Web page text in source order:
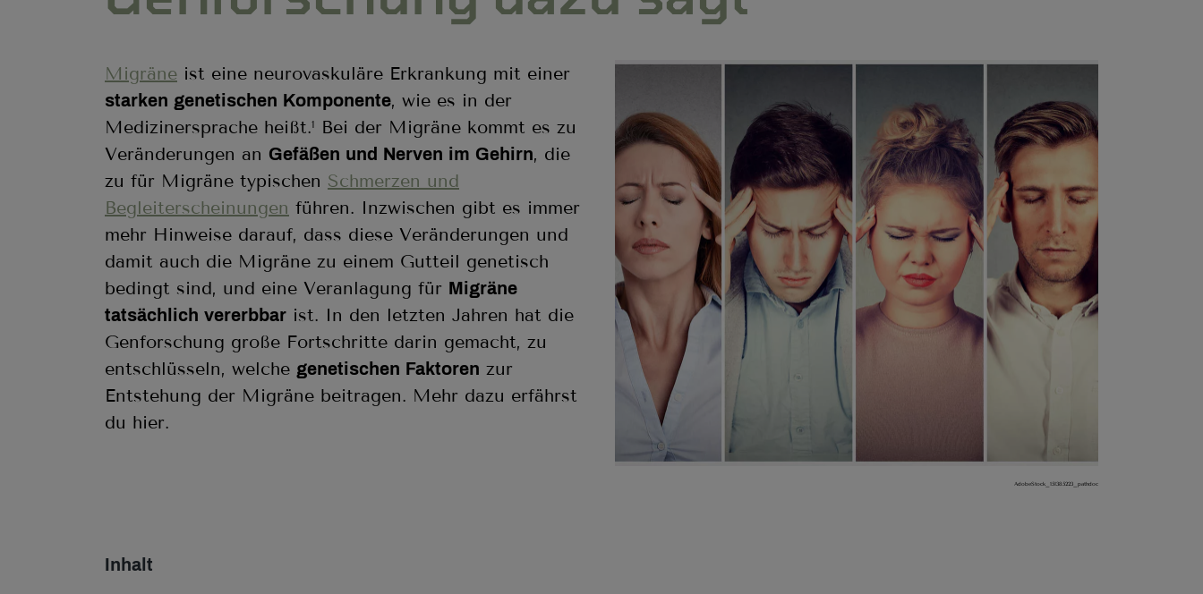
Migräne ist eine neurovaskuläre Erkrankung mit einer
starken genetischen Komponente, wie es in der
Medizinersprache heißt.1
Bei der Migräne kommt es zu
Veränderungen an Gefäßen und Nerven im Gehirn, die
zu für Migräne typischen Schmerzen und
Begleiterscheinungen führen. Inzwischen gibt es immer
mehr Hinweise darauf, dass diese Veränderungen und
damit auch die Migräne zu einem Gutteil genetisch
bedingt sind, und eine Veranlagung für Migräne
tatsächlich vererbbar ist. In den letzten Jahren hat die
Genforschung große Fortschritte darin gemacht, zu
entschlüsseln, welche genetischen Faktoren zur
Entstehung der Migräne beitragen. Mehr dazu erfährst
du hier.
AdobeStock_151385223_pathdoc
Inhalt